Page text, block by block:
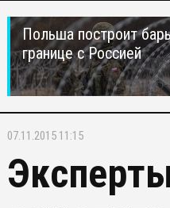
Польша построит
границе с Россией
07.11.2015 11:15